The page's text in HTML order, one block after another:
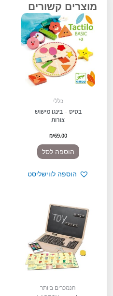
מוצרים קשורים
כללי
בסיס – בינגו מישוש
צורות
₪69.00
הוספה לסל
הוספה לווישליסט
הנמכרים ביותר